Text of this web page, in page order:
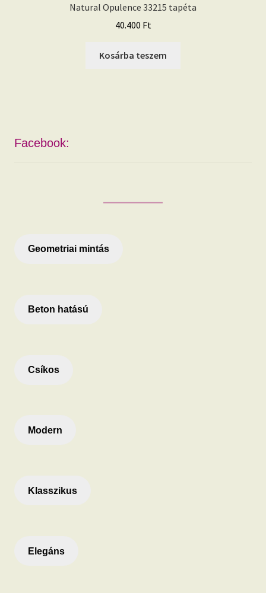
Natural Opulence 33215 tapéta
40.400 Ft
Kosárba teszem
Facebook:
Geometriai mintás
Beton hatású
Csíkos
Modern
Klasszikus
Elegáns